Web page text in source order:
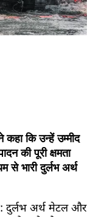
कि उन्हें उम्मीद
की पूरी क्षमता
से भारी दुर्लभ अर्थ
दुर्लभ अर्थ मेटल और